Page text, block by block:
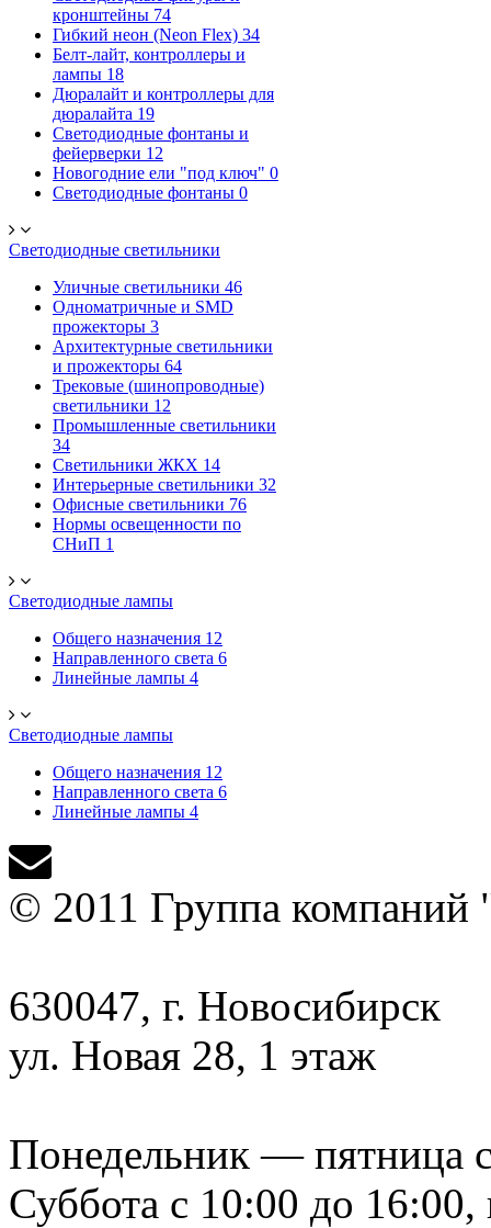
кронштейны 74
Гибкий неон (Neon Flex) 34
Белт-лайт, контроллеры и
лампы 18
Дюралайт и контроллеры для
дюралайта 19
Светодиодные фонтаны и
фейерверки 12
Новогодние ели "под ключ" 0
Светодиодные фонтаны 0
Светодиодные светильники
Уличные светильники 46
Одноматричные и SMD
прожекторы 3
Архитектурные светильники
и прожекторы 64
Трековые (шинопроводные)
светильники 12
Промышленные светильники
34
Светильники ЖКХ 14
Интерьерные светильники 32
Офисные светильники 76
Нормы освещенности по
СНиП 1
Светодиодные лампы
Общего назначения 12
Направленного света 6
Линейные лампы 4
Светодиодные лампы
Общего назначения 12
Направленного света 6
Линейные лампы 4
© 2011 Группа
630047, г. Новосибирск
ул. Новая 28, 1 этаж
Понедельник — пятница
Суббота с 10:00 до